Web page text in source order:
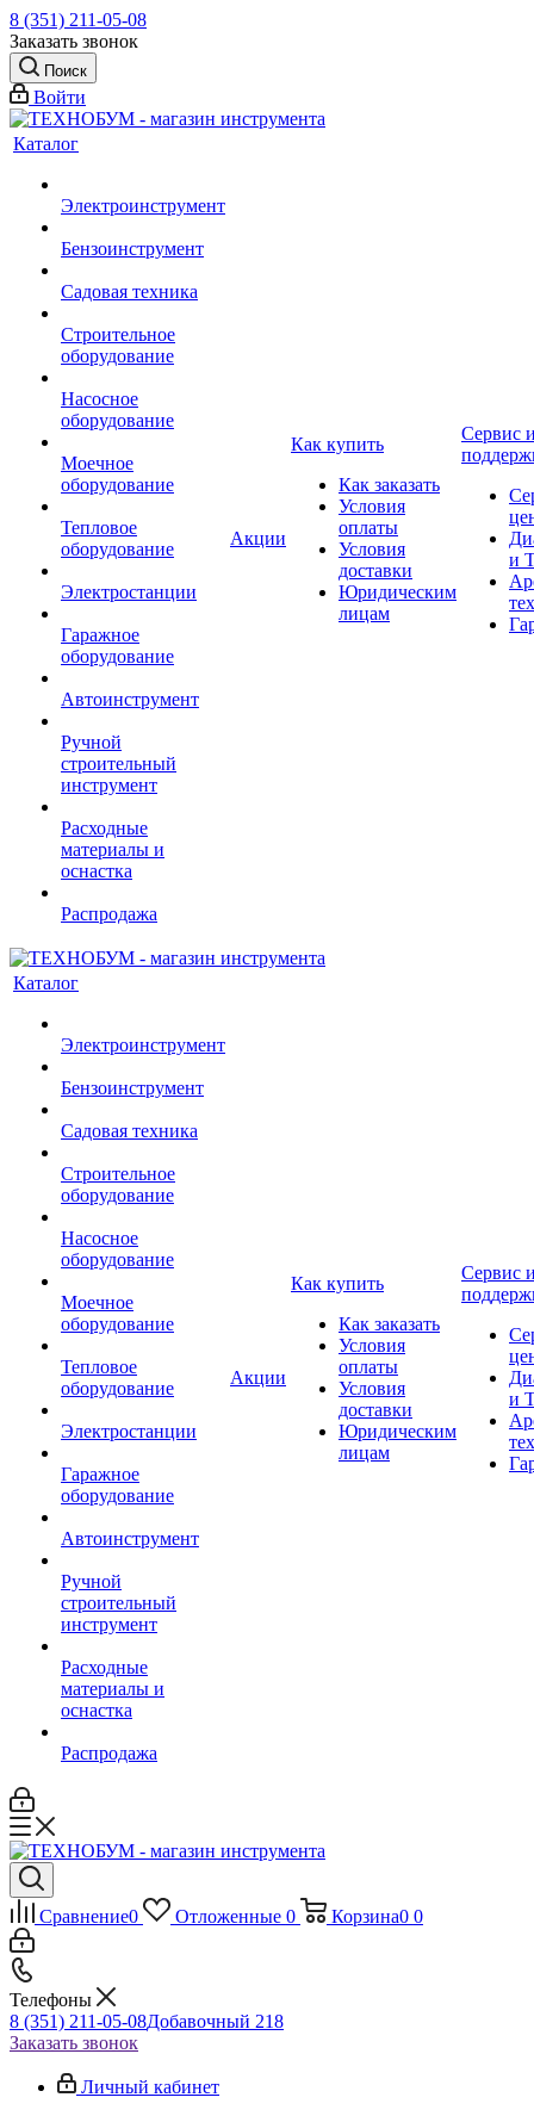
8 (351) 211-05-08
Заказать звонок
Поиск
Войти
Каталог
Электроинструмент
Бензоинструмент
Садовая техника
Строительное
оборудование
Насосное
оборудование
Моечное
оборудование
Тепловое
оборудование
Электростанции
Гаражное
оборудование
Автоинструмент
Ручной
строительный
инструмент
Расходные
материалы и
оснастка
Распродажа
Акции
Как купить
Как заказать
Условия
оплаты
Условия
доставки
Юридическим
лицам
Сервис
и
Каталог
Электроинструмент
Бензоинструмент
Садовая техника
Строительное
оборудование
Насосное
оборудование
Моечное
оборудование
Тепловое
оборудование
Электростанции
Гаражное
оборудование
Автоинструмент
Ручной
строительный
инструмент
Расходные
материалы и
оснастка
Распродажа
Акции
Как купить
Как заказать
Условия
оплаты
Условия
доставки
Юридическим
лицам
Сервис
и
Сравнение0 Отложенные 0 Корзина0 0
Телефоны
8 (351) 211-05-08Добавочный 218
Заказать звонок
Личный кабинет